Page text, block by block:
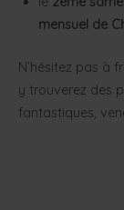
mensuel de
N’hésitez pas à
y trouverez des
fantastiques,